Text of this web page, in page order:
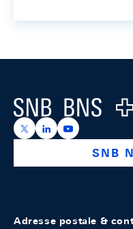
Logo
https://x.com/snb_bns
https://https://
SNB
Adresse postale &